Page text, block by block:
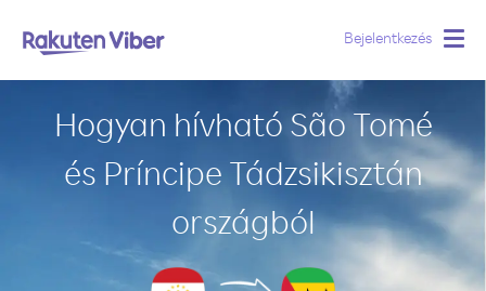
Bejelentkezés
Hogyan hívható São Tomé
és Príncipe Tádzsikisztán
országból